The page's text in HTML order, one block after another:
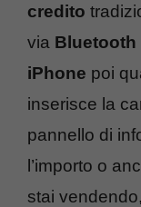
credito
via Bluetooth
iPhone poi
inserisce la
pannello di
l’importo o
stai